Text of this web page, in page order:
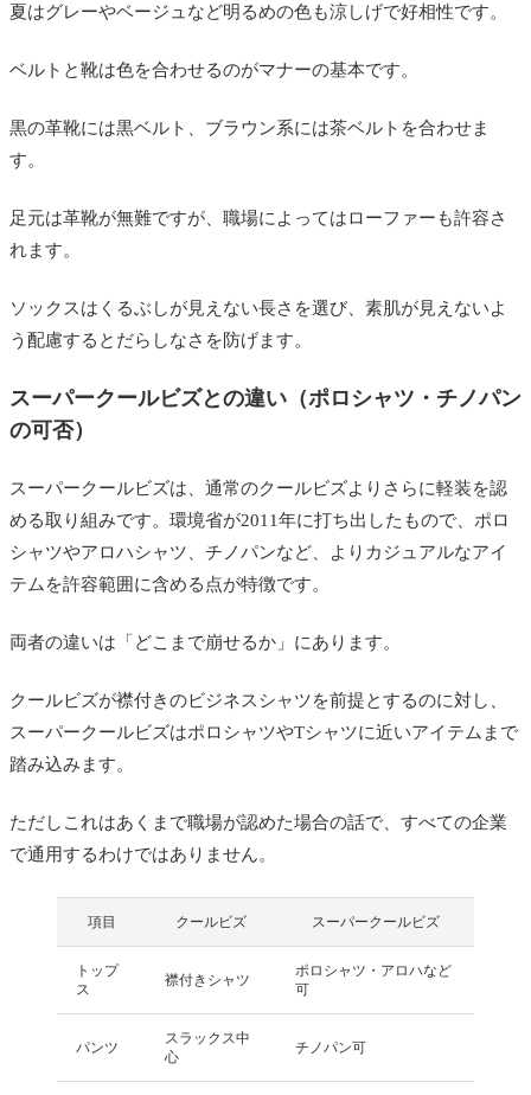
夏はグレーやベージュなど明るめの色も涼しげで好相性です。
ベルトと靴は色を合わせるのがマナーの基本です。
黒の革靴には黒ベルト、ブラウン系には茶ベルトを合わせま
す。
足元は革靴が無難ですが、職場によってはローファーも許容さ
れます。
ソックスはくるぶしが見えない長さを選び、素肌が見えないよ
う配慮するとだらしなさを防げます。
スーパークールビズとの違い（ポロシャツ・チノパン
の可否）
スーパークールビズは、通常のクールビズよりさらに軽装を認
める取り組みです。環境省が2011年に打ち出したもので、ポロ
シャツやアロハシャツ、チノパンなど、よりカジュアルなアイ
テムを許容範囲に含める点が特徴です。
両者の違いは「どこまで崩せるか」にあります。
クールビズが襟付きのビジネスシャツを前提とするのに対し、
スーパークールビズはポロシャツやTシャツに近いアイテムまで
踏み込みます。
ただしこれはあくまで職場が認めた場合の話で、すべての企業
で通用するわけではありません。
項目 クールビズ スーパークールビズ
トップ
ス
襟付きシャツ
ポロシャツ・アロハなど
可
パンツ
スラックス中
心
チノパン可